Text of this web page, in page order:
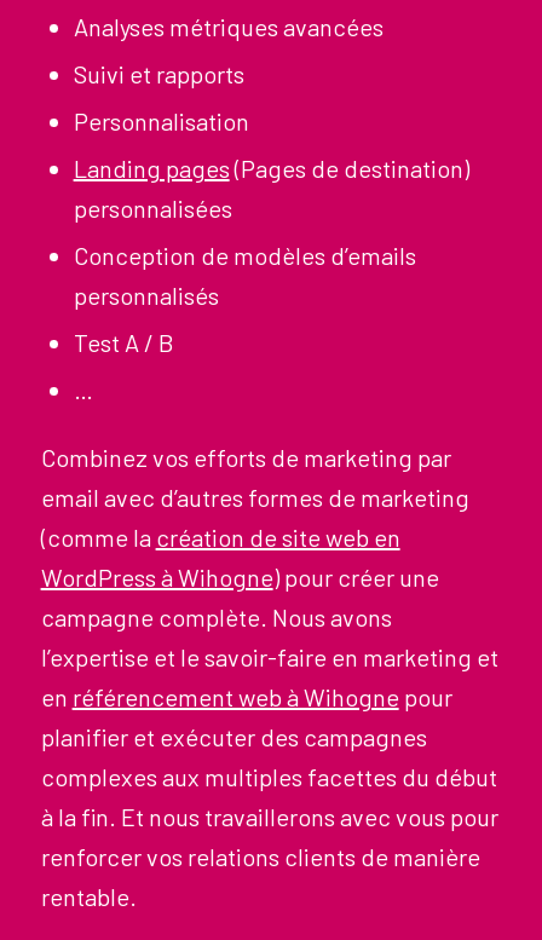
Analyses métriques avancées
Suivi et rapports
Personnalisation
Landing pages(Pages de destination)
personnalisées
Conception de modèles d’emails
personnalisés
Test A / B
…
Combinez vos efforts de marketing par
email avec d’autres formes de marketing
(comme la création de site web en
WordPress à Wihogne) pour créer une
campagne complète. Nous avons
l’expertise et le savoir-faire en marketing et
en référencement web à Wihognepour
planifier et exécuter des campagnes
complexes aux multiples facettes du début
à la fin. Et nous travaillerons avec vous pour
renforcer vos relations clients de manière
rentable.